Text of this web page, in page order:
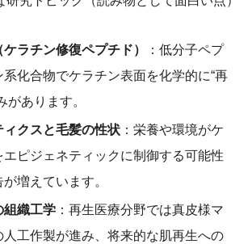
ラチン修復ペプチド）
：低分子ペプ
化合物でケラチン表面を化学的に“再
があります。
ィクスと毛髪の性状 ：栄養や環境がケ
エピジェネティックに制御する可能性
増えています。
組織工学 ：再生医療分野では真皮様マ
人工作製が進み、将来的な肌再生への